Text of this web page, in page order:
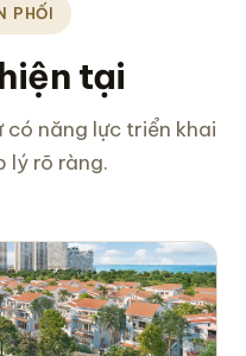
PHỐI
tại
năng lực triển khai
lý rõ ràng.